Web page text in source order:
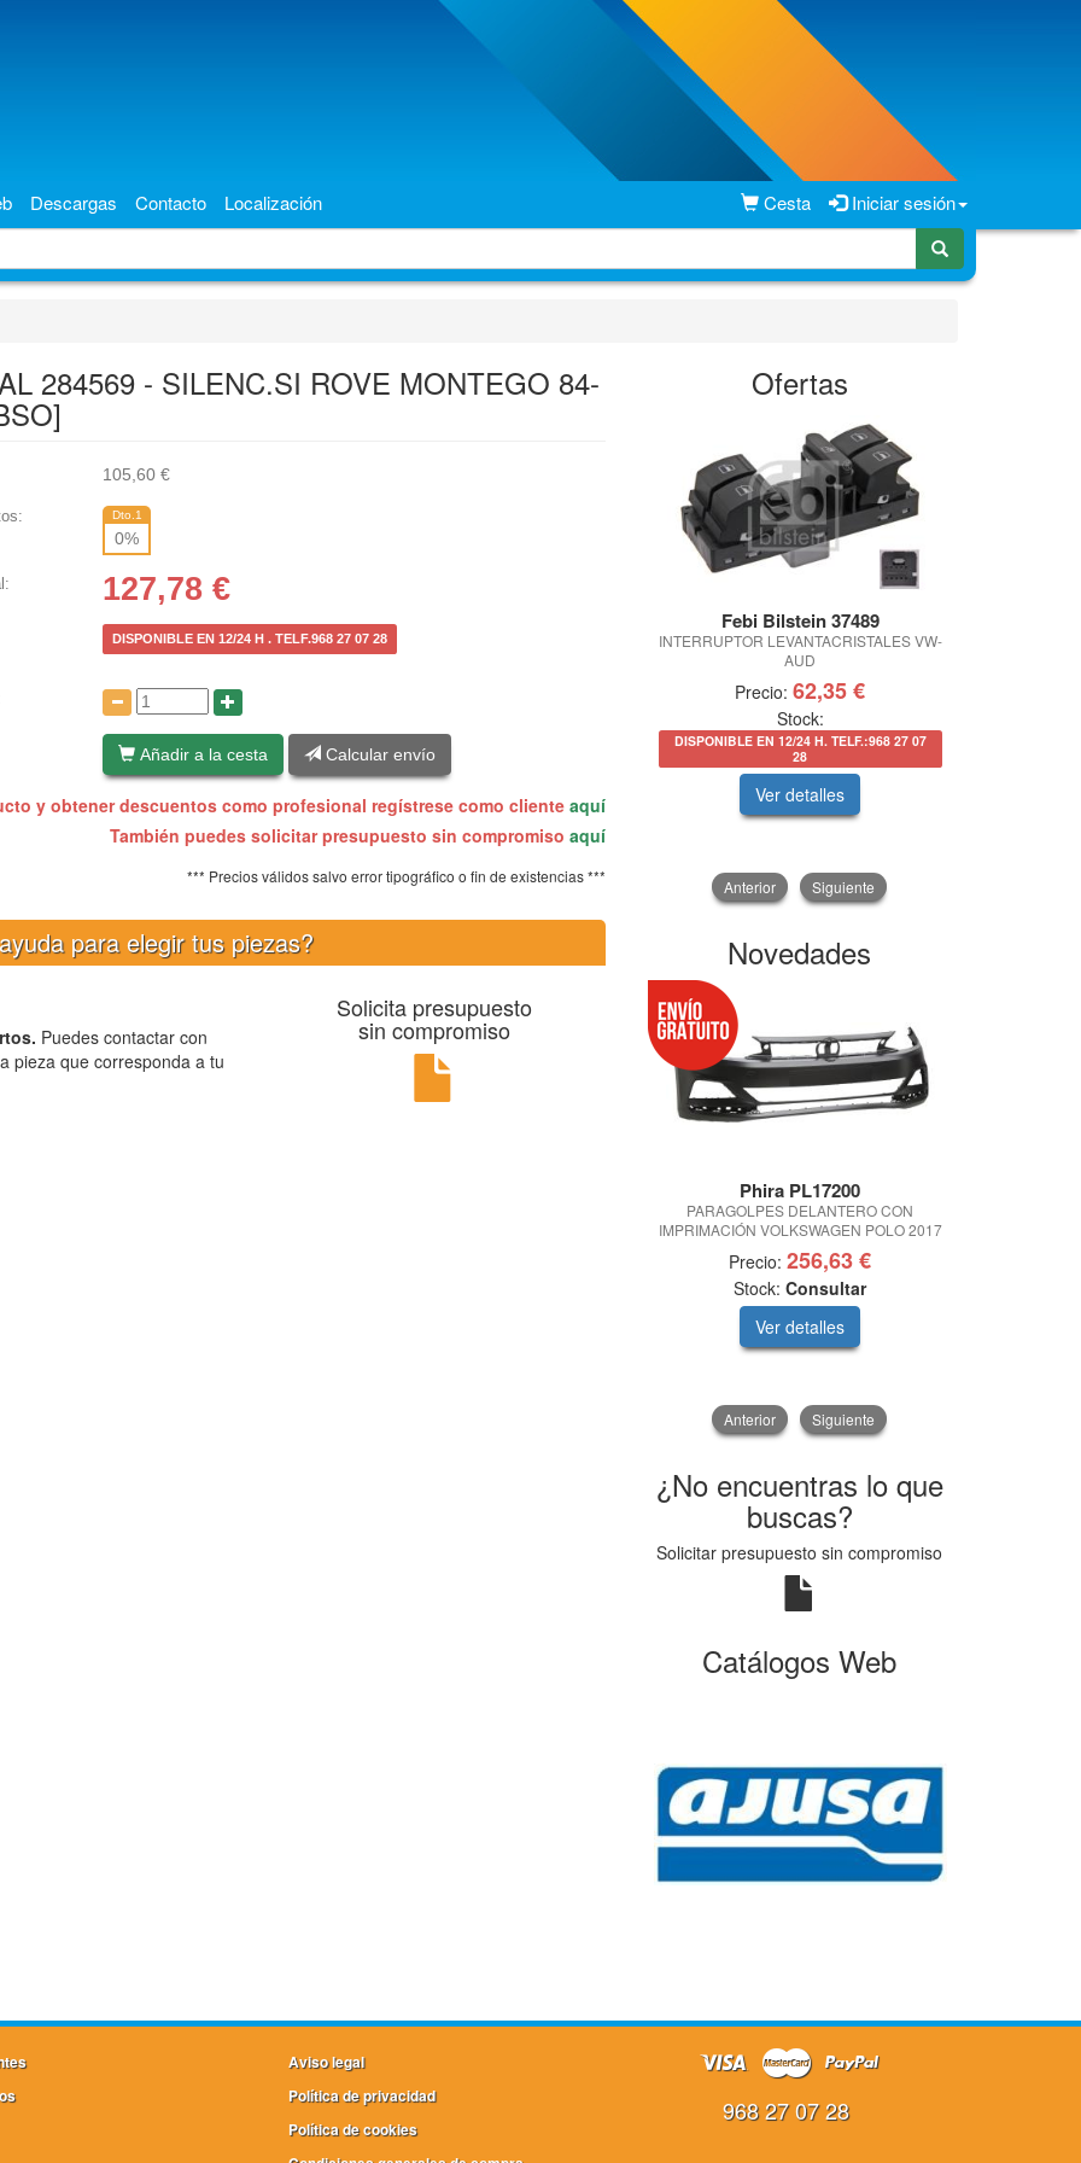
Cesta Iniciar sesión
Descargas Contacto Localización
284569 - SILENC.SI ROVE MONTEGO 84-
105,60 €
Dto.1
0%
127,78 €
DISPONIBLE EN 12/24 H . TELF.968 27 07 28
Añadir a la cesta Calcular envío
y obtener descuentos como profesional regístrese como cliente aquí
También puedes solicitar presupuesto sin compromiso aquí
*** Precios válidos salvo error tipográfico o fin de existencias ***
para elegir tus piezas?
Puedes contactar con
pieza que corresponda a tu
Solicita presupuesto
sin compromiso
Ofertas
Febi Bilstein 37489
INTERRUPTOR LEVANTACRISTALES VW-
AUD
Precio: 62,35 €
Stock:
DISPONIBLE EN 12/24 H. TELF.:968 27 07
28
Ver detalles
Anterior Siguiente
Novedades
Phira PL17200
PARAGOLPES DELANTERO CON
IMPRIMACIÓN VOLKSWAGEN POLO 2017
Precio: 256,63 €
Stock: Consultar
Ver detalles
Anterior Siguiente
¿No encuentras lo que
buscas?
Solicitar presupuesto sin compromiso
Catálogos Web
Aviso legal
Política de privacidad
Política de cookies
968 27 07 28